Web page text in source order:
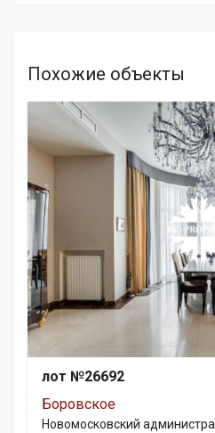
Похожие объекты
лот №26692
Боровское
Новомосковский